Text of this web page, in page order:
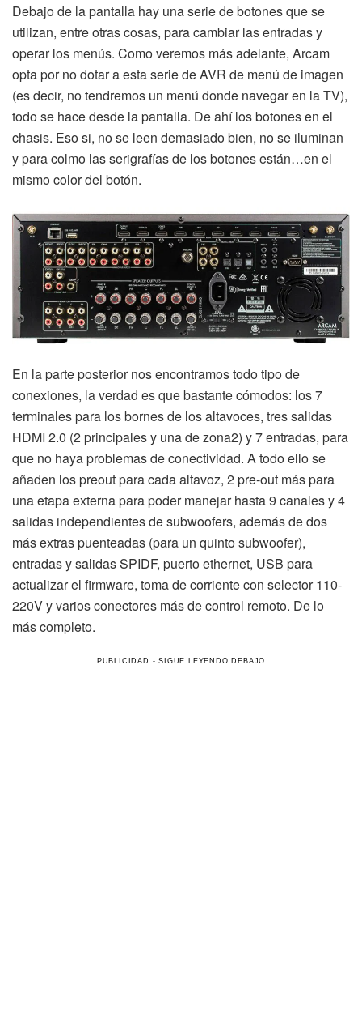
Debajo de la pantalla hay una serie de botones que se
utilizan, entre otras cosas, para cambiar las entradas y
operar los menús. Como veremos más adelante, Arcam
opta por no dotar a esta serie de AVR de menú de imagen
(es decir, no tendremos un menú donde navegar en la TV),
todo se hace desde la pantalla. De ahí los botones en el
chasis. Eso si, no se leen demasiado bien, no se iluminan
y para colmo las serigrafías de los botones están…en el
mismo color del botón.
En la parte posterior nos encontramos todo tipo de
conexiones, la verdad es que bastante cómodos: los 7
terminales para los bornes de los altavoces, tres salidas
HDMI 2.0 (2 principales y una de zona2) y 7 entradas, para
que no haya problemas de conectividad. A todo ello se
añaden los preout para cada altavoz, 2 pre-out más para
una etapa externa para poder manejar hasta 9 canales y 4
salidas independientes de subwoofers, además de dos
más extras puenteadas (para un quinto subwoofer),
entradas y salidas SPIDF, puerto ethernet, USB para
actualizar el firmware, toma de corriente con selector 110-
220V y varios conectores más de control remoto. De lo
más completo.